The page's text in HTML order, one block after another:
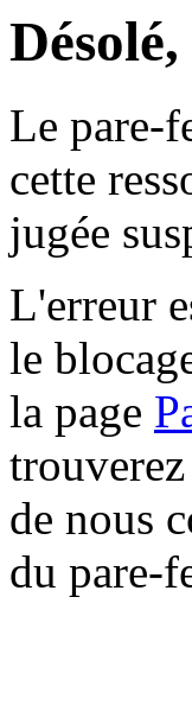
Le pare-
cette
jugée
L'erreur
le
la page
de nous
du pare-